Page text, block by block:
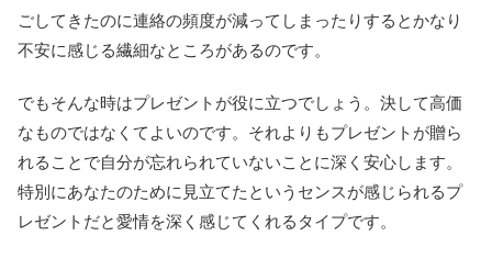
ごしてきたのに連絡の頻度が減ってしまったりするとかなり
不安に感じる繊細なところがあるのです。
でもそんな時はプレゼントが役に立つでしょう。決して高価
なものではなくてよいのです。それよりもプレゼントが贈ら
れることで自分が忘れられていないことに深く安心します。
特別にあなたのために見立てたというセンスが感じられるプ
レゼントだと愛情を深く感じてくれるタイプです。